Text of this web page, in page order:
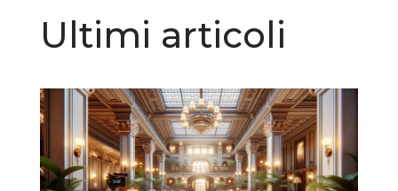
Ultimi articoli